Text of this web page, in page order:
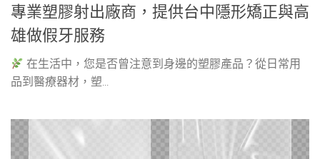
專業塑膠射出廠商，提供台中隱形矯正與高
雄做假牙服務
在生活中，您是否曾注意到身邊的塑膠產品？從日常用
品到醫療器材，塑...